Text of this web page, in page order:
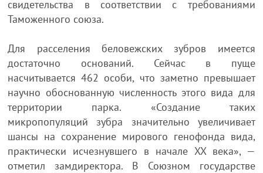
свидетельства в соответствии с требованиями
Таможенного союза.
Для расселения беловежских зубров имеется
достаточно оснований. Сейчас в пуще
насчитывается 462 особи, что заметно превышает
научно обоснованную численность этого вида для
территории парка. «Создание таких
микропопуляций зубра значительно увеличивает
шансы на сохранение мирового генофонда вида,
практически исчезнувшего в начале XX века», —
отметил замдиректора. В Союзном государстве